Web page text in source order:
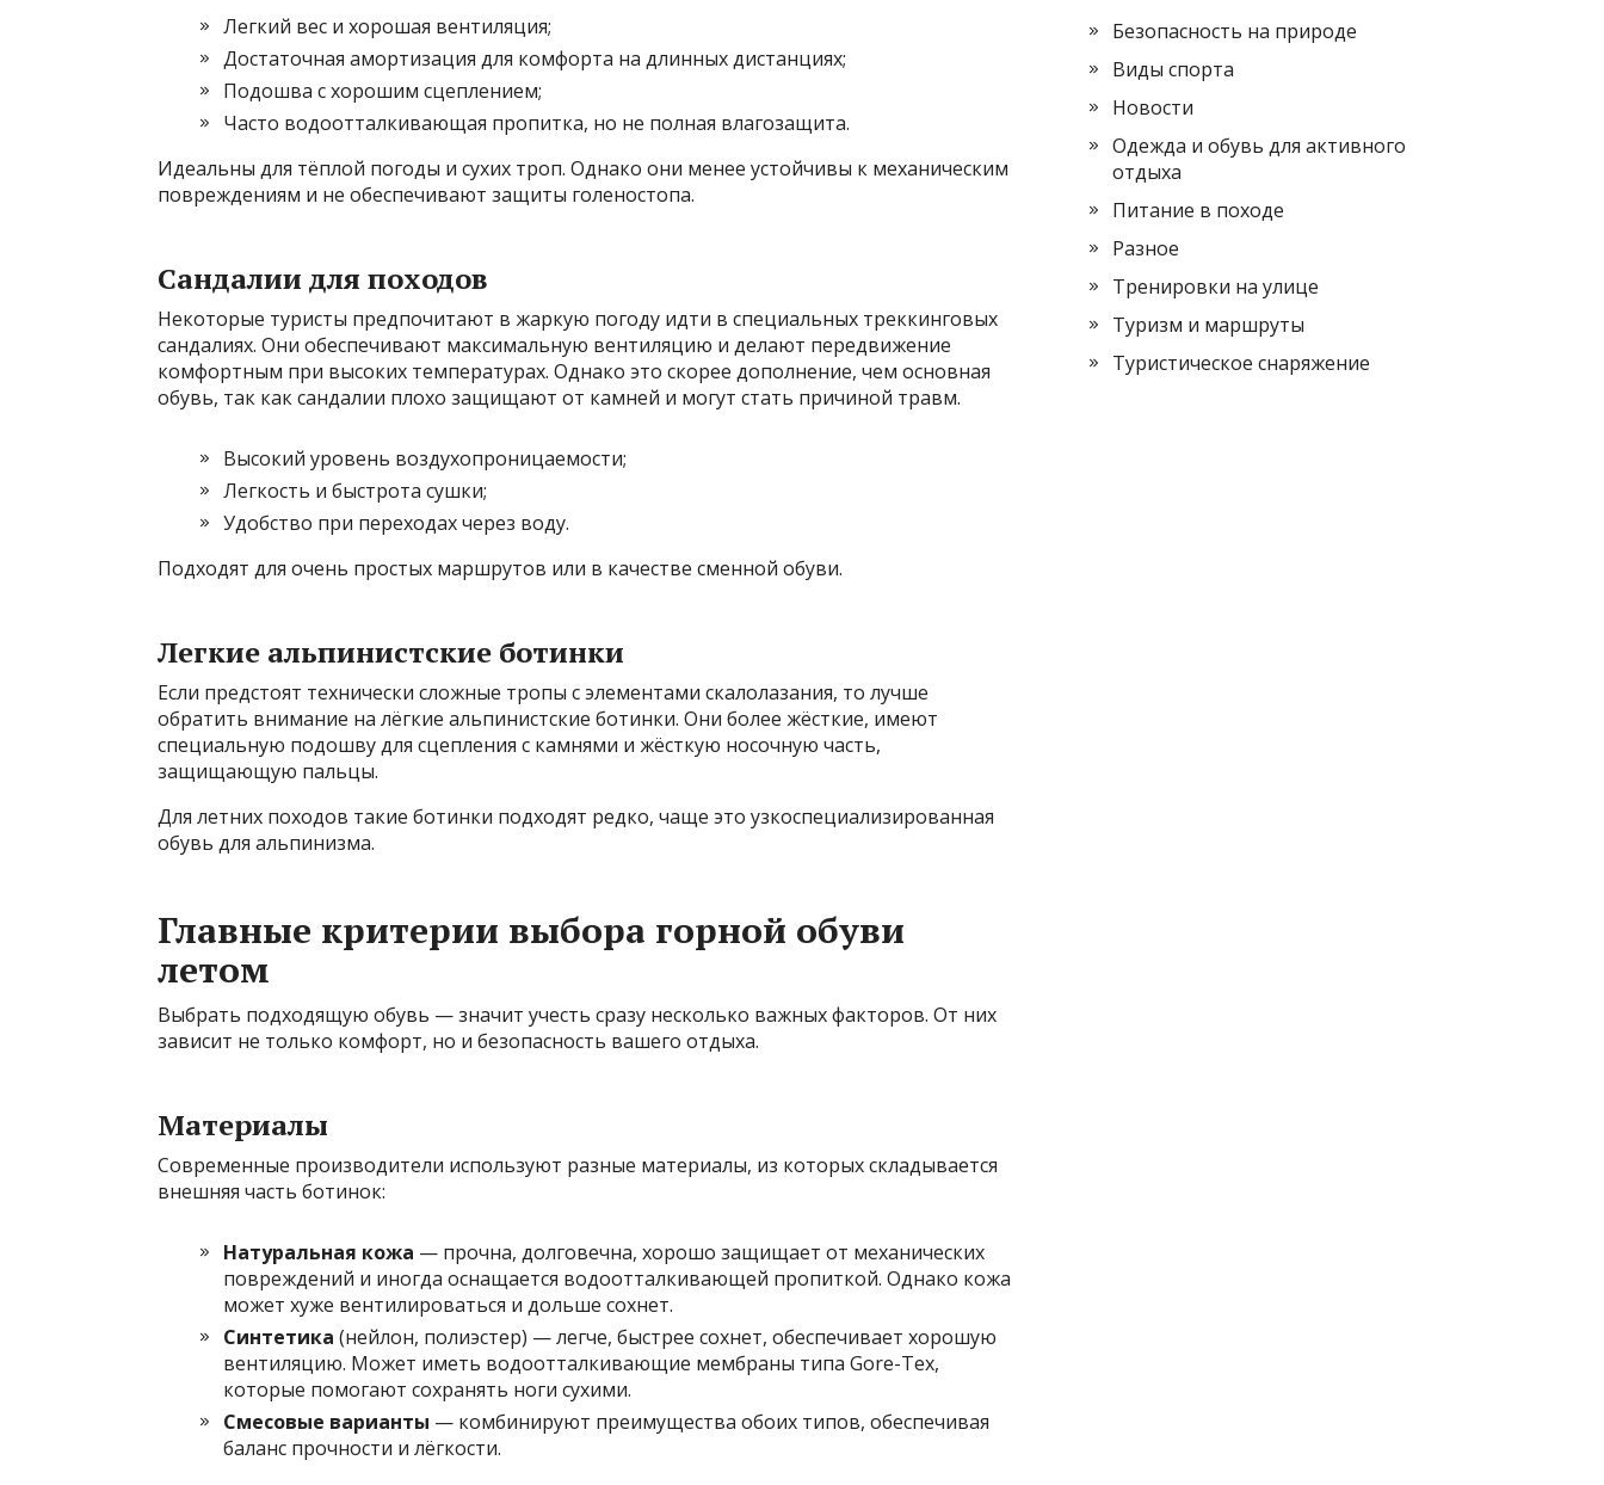
Легкий вес и хорошая вентиляция;
Достаточная амортизация для комфорта на длинных дистанциях;
Подошва с хорошим сцеплением;
Часто водоотталкивающая пропитка, но не полная влагозащита.
Идеальны для тёплой погоды и сухих троп. Однако они менее устойчивы к механическим
повреждениям и не обеспечивают защиты голеностопа.
Сандалии для походов
Некоторые туристы предпочитают в жаркую погоду идти в специальных треккинговых
сандалиях. Они обеспечивают максимальную вентиляцию и делают передвижение
комфортным при высоких температурах. Однако это скорее дополнение, чем основная
обувь, так как сандалии плохо защищают от камней и могут стать причиной травм.
Высокий уровень воздухопроницаемости;
Легкость и быстрота сушки;
Удобство при переходах через воду.
Подходят для очень простых маршрутов или в качестве сменной обуви.
Легкие альпинистские ботинки
Если предстоят технически сложные тропы с элементами скалолазания, то лучше
обратить внимание на лёгкие альпинистские ботинки. Они более жёсткие, имеют
специальную подошву для сцепления с камнями и жёсткую носочную часть,
защищающую пальцы.
Для летних походов такие ботинки подходят редко, чаще это узкоспециализированная
обувь для альпинизма.
Главные критерии выбора горной обуви
летом
Выбрать подходящую обувь — значит учесть сразу несколько важных факторов. От них
зависит не только комфорт, но и безопасность вашего отдыха.
Материалы
Современные производители используют разные материалы, из которых складывается
внешняя часть ботинок:
Натуральная кожа — прочна, долговечна, хорошо защищает от механических
повреждений и иногда оснащается водоотталкивающей пропиткой. Однако кожа
может хуже вентилироваться и дольше сохнет.
Синтетика (нейлон, полиэстер) — легче, быстрее сохнет, обеспечивает хорошую
вентиляцию. Может иметь водоотталкивающие мембраны типа Gore-Tex,
которые помогают сохранять ноги сухими.
Смесовые варианты — комбинируют преимущества обоих типов, обеспечивая
баланс прочности и лёгкости.
Безопасность на природе
Виды спорта
Новости
Одежда и обувь для активного
отдыха
Питание в походе
Разное
Тренировки на улице
Туризм и маршруты
Туристическое снаряжение